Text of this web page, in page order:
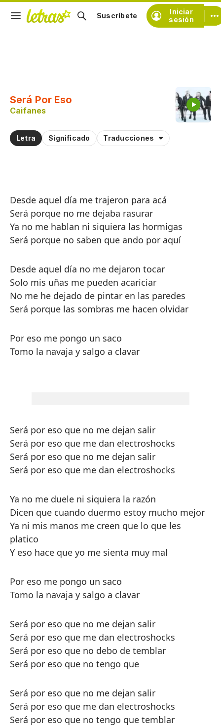
Iniciar
sesión
Suscríbete
Será Por Eso
Caifanes
Letra Significado Traducciones
Desde aquel día me trajeron para acá
Será porque no me dejaba rasurar
Ya no me hablan ni siquiera las hormigas
Será porque no saben que ando por aquí
Desde aquel día no me dejaron tocar
Solo mis uñas me pueden acariciar
No me he dejado de pintar en las paredes
Será porque las sombras me hacen olvidar
Por eso me pongo un saco
Tomo la navaja y salgo a clavar
Será por eso que no me dejan salir
Será por eso que me dan electroshocks
Será por eso que no me dejan salir
Será por eso que me dan electroshocks
Ya no me duele ni siquiera la razón
Dicen que cuando duermo estoy mucho mejor
Ya ni mis manos me creen que lo que les
platico
Y eso hace que yo me sienta muy mal
Por eso me pongo un saco
Tomo la navaja y salgo a clavar
Será por eso que no me dejan salir
Será por eso que me dan electroshocks
Será por eso que no debo de temblar
Será por eso que no tengo que
Será por eso que no me dejan salir
Será por eso que me dan electroshocks
Será por eso que no tengo que temblar
Practicar la pronunciación de